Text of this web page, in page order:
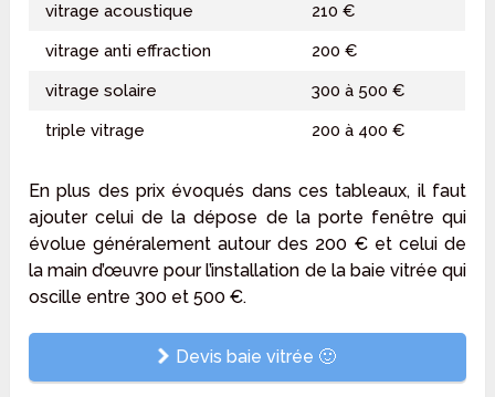
vitrage acoustique
210 €
vitrage anti effraction
200 €
vitrage solaire
300 à 500 €
triple vitrage
200 à 400 €
En plus des prix évoqués dans ces tableaux, il faut
ajouter celui de la dépose de la porte fenêtre qui
évolue généralement autour des 200 € et celui de
la main d’œuvre pour l’installation de la baie vitrée qui
oscille entre 300 et 500 €.
Devis baie vitrée 🙂